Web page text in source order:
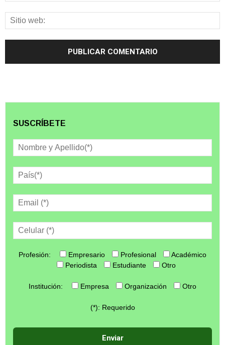
SUSCRÍBETE
Profesión: Empresario Profesional
Académico
Periodista
Estudiante Otro
Institución: Empresa Organización Otro
(*): Requerido